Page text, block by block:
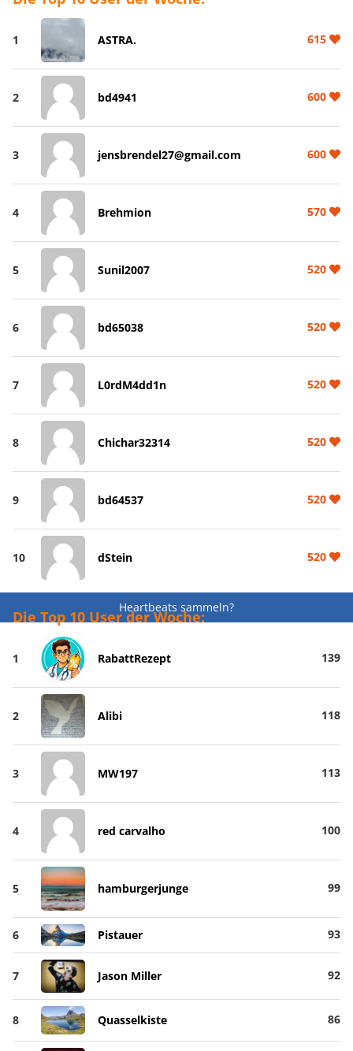
1 ASTRA. 615
2 bd4941 600
3 jensbrendel27@gmail.com 600
4 Brehmion 570
5 Sunil2007 520
6 bd65038 520
7 L0rdM4dd1n 520
8 Chichar32314 520
9 bd64537 520
10 dStein 520
Heartbeats sammeln?
Die Top 10 User der Woche:
1 RabattRezept 139
2 Alibi 118
3 MW197 113
4 red carvalho 100
5 hamburgerjunge 99
6 Pistauer 93
7 Jason Miller 92
8 Quasselkiste 86